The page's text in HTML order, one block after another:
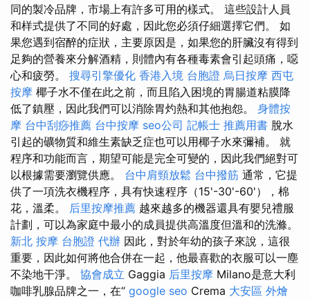
同的製冷品牌，市場上有許多可用的樣式。 這些設計人員
和样式提供了不同的好處，因此您必須仔細選擇它們。 如
果您遇到宿醉的症狀，主要原因是，如果您的肝臟沒有得到
足夠的營養來分解酒精，則體內有各種毒素會引起頭痛，噁
心和疲勞。 搜尋引擎優化 香港入境 台胞證 烏日按摩 西屯
按摩 椰子水不僅在此之前，而且陷入困境的胃腸道粘膜降
低了鎮壓，因此我們可以消除胃灼熱和其他抱怨。 身體按
摩 台中刮痧推薦 台中按摩 seo公司 記帳士 推薦用書 脫水
引起的礦物質和維生素缺乏症也可以用椰子水來彌補。 就
程序和功能而言，期望可能是完全可變的，因此我們絕對可
以根據需要瀏覽供應。 台中肩頸放鬆 台中撥筋 通常，它提
供了一項洗衣機程序，具有快速程序（15'-30'-60'），棉
花，溫柔。 后里按摩推薦 越來越多的機器還具有嬰兒禮服
計劃，可以為家庭中最小的成員提供高溫度但溫和的洗滌。
新北 按摩 台胞證 代辦 因此，對於年幼的孩子來說，這很
重要，因此如何將他合併在一起，他最喜歡的衣服可以一塵
不染地干淨。 協會成立 Gaggia 后里按摩 Milano是意大利
咖啡乳腺品牌之一，在“ google seo Crema 大安區 外燴